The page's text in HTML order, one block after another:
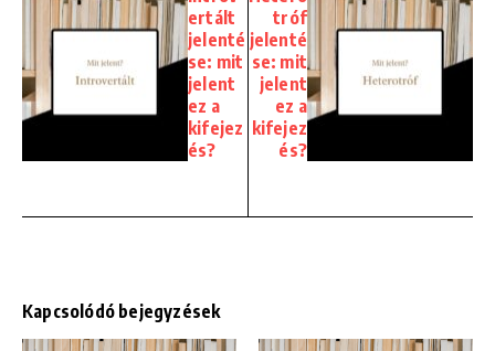
ertált
jelenté
se: mit
jelent
ez a
kifejez
és?
tróf
jelenté
se: mit
jelent
ez a
kifejez
és?
Kapcsolódó bejegyzések